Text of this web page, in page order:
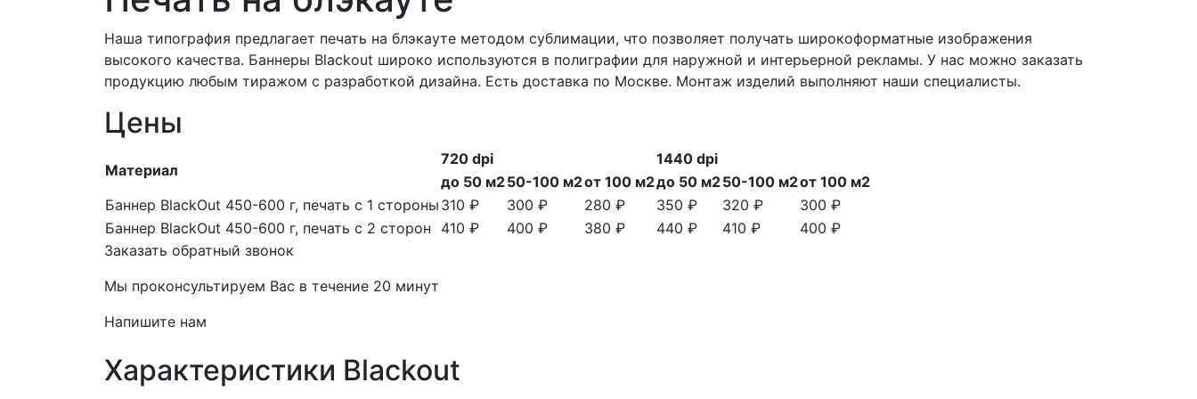
Наша типография предлагает печать на блэкауте методом сублимации, что позволяет получать широкоформатные изображения
высокого качества. Баннеры Blackout широко используются в полиграфии для наружной и интерьерной рекламы. У нас можно заказать
продукцию любым тиражом с разработкой дизайна. Есть доставка по Москве. Монтаж изделий выполняют наши специалисты.
Цены
Материал
720 dpi
1440 dpi
до 50 м250-100 м2от 100 м2до 50 м250-100 м2от 100 м2
Баннер BlackOut 450-600 г, печать с 1 стороны 310 ₽ 300 ₽ 280 ₽ 350 ₽ 320 ₽
300 ₽
Баннер BlackOut 450-600 г, печать с 2 сторон
410 ₽ 400 ₽ 380 ₽ 440 ₽ 410 ₽
400 ₽
Заказать обратный звонок
Мы проконсультируем Вас в течение 20 минут
Напишите нам
Характеристики Blackout